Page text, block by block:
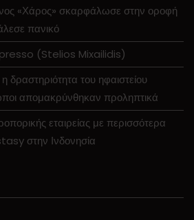
«Χάρος» σκαρφάλωσε στην οροφή
πανικό
(Stelios Mixailidis)
του ηφαιστείου
απομακρύνθηκαν προληπτικά
εταιρείας με περισσότερα
στην Ινδονησία